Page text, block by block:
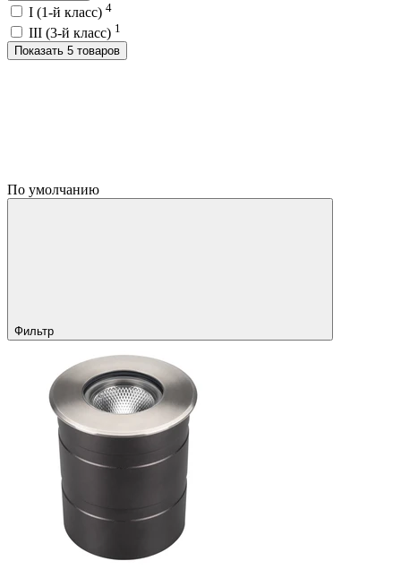
I (1-й класс) 4
III (3-й класс) 1
Показать 5 товаров
По умолчанию
Фильтр